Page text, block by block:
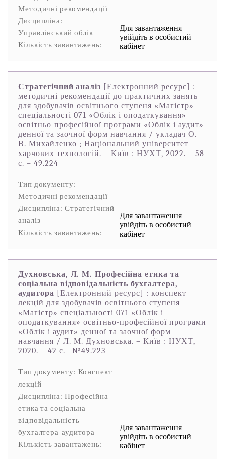
Методичні рекомендації
Дисципліна:
Управлінський облік
Кількість завантажень:
Для завантаження
увійдіть в особистий
кабінет
Стратегічний аналіз [Електронний ресурс] :
методичні рекомендації до практичних занять
для здобувачів освітнього ступеня «Магістр»
спеціальності 071 «Облік і оподаткування»
освітньо-професійної програми «Облік і аудит»
денної та заочної форм навчання / укладач О.
В. Михайленко ; Національний університет
харчових технологій. – Київ : НУХТ, 2022. – 58
с. – 49.224
Тип документу:
Методичні рекомендації
Дисципліна: Стратегічний
аналіз
Кількість завантажень:
Для завантаження
увійдіть в особистий
кабінет
Духновська, Л. М. Професійна етика та
соціальна відповідальність бухгалтера,
аудитора [Електронний ресурс] : конспект
лекцій для здобувачів освітнього ступеня
«Магістр» спеціальності 071 «Облік і
оподаткування» освітньо-професійної програми
«Облік і аудит» денної та заочної форм
навчання / Л. М. Духновська. – Київ : НУХТ,
2020. – 42 с. –№49.223
Тип документу: Конспект
лекцій
Дисципліна: Професійна
етика та соціальна
відповідальність
бухгалтера-аудитора
Кількість завантажень:
Для завантаження
увійдіть в особистий
кабінет